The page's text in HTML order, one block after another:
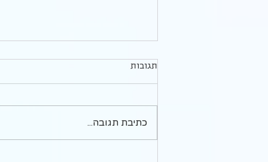
תגובות
כתיבת תגובה...